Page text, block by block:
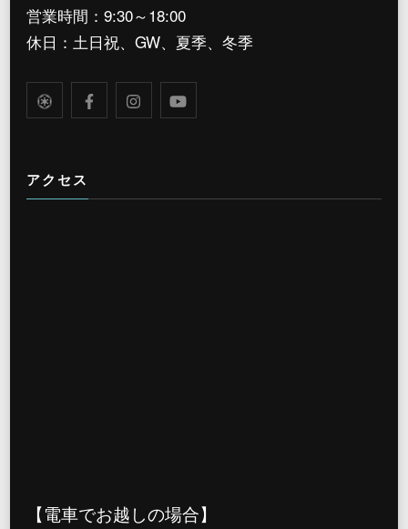
営業時間：9:30～18:00
休日：土日祝、GW、夏季、冬季
アクセス
【電車でお越しの場合】